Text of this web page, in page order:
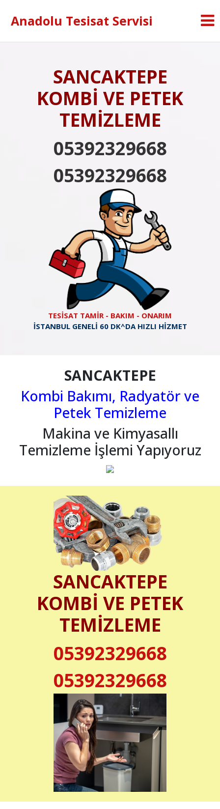
Anadolu Tesisat Servisi
SANCAKTEPE
KOMBİ VE PETEK
TEMİZLEME
05392329668
05392329668
TESİSAT TAMİR - BAKIM - ONARIM
İSTANBUL GENELİ 60 DK^DA HIZLI HİZMET
SANCAKTEPE
Kombi Bakımı, Radyatör ve
Petek Temizleme
Makina ve Kimyasallı
Temizleme İşlemi Yapıyoruz
SANCAKTEPE
KOMBİ VE PETEK
TEMİZLEME
05392329668
05392329668